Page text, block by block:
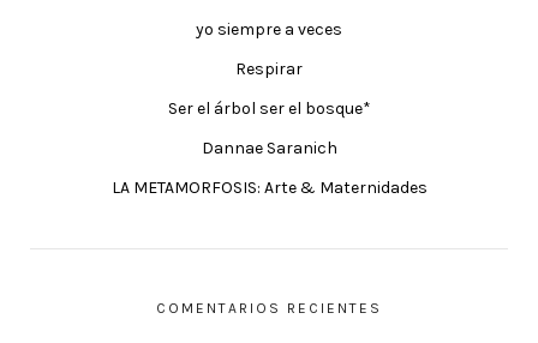
yo siempre a veces
Respirar
Ser el árbol ser el bosque*
Dannae Saranich
LA METAMORFOSIS: Arte & Maternidades
COMENTARIOS RECIENTES